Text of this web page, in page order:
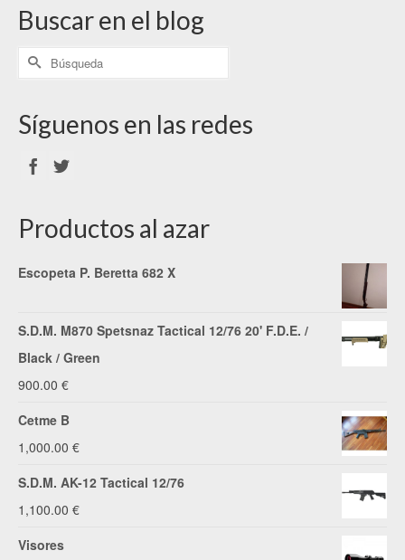
Buscar en el blog
Síguenos en las redes
Productos al azar
Escopeta P. Beretta 682 X
S.D.M. M870 Spetsnaz Tactical 12/76 20' F.D.E. /
Black / Green
900.00 €
Cetme B
1,000.00 €
S.D.M. AK-12 Tactical 12/76
1,100.00 €
Visores